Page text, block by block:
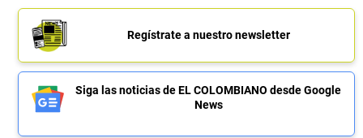
Regístrate a nuestro newsletter
Siga las noticias de EL COLOMBIANO desde Google
News